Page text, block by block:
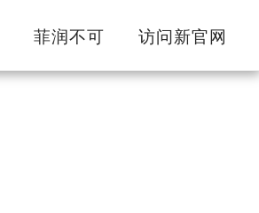
菲润不可 访问新官网